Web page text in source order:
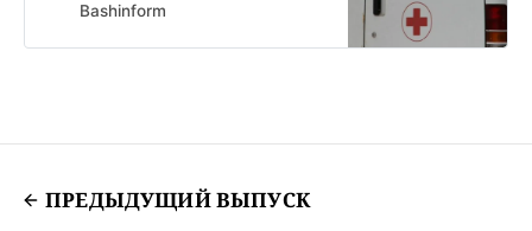
Bashinform
ПРЕДЫДУЩИЙ ВЫПУСК